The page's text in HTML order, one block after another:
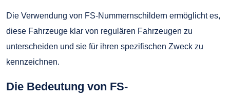
Die Verwendung von FS-Nummernschildern ermöglicht es,
diese Fahrzeuge klar von regulären Fahrzeugen zu
unterscheiden und sie für ihren spezifischen Zweck zu
kennzeichnen.
Die Bedeutung von FS-